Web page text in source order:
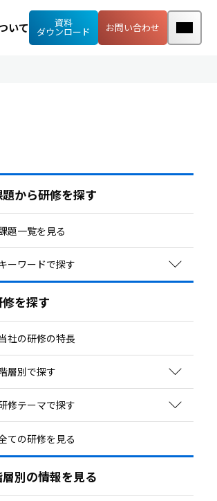
いて
資料
ダウンロード
お問い合わせ
題から研修を探す
題一覧を見る
ーワードで探す
次期リーダー育成
自立・自走／主体性向上
視野・視座の獲得
教育体系の構築
修を探す
社の研修の特長
層別で探す
新入社員向け研修
若手社員向け研修
中堅社員向け研修
管理職向け研修
経営幹部向け研修
修テーマで探す
ビジネススキル
コミュニケーションスキル
マネジメント
ビジネス知識
ての研修を見る
層別の情報を見る